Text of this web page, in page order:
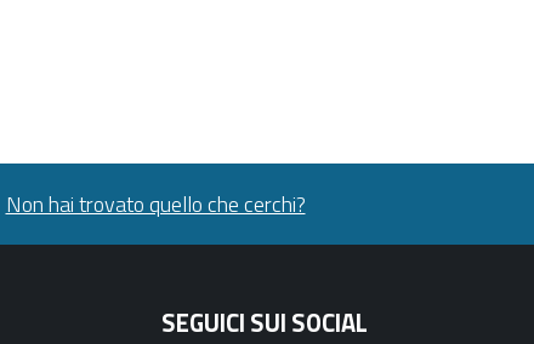
Non hai trovato quello che cerchi?
SEGUICI SUI SOCIAL